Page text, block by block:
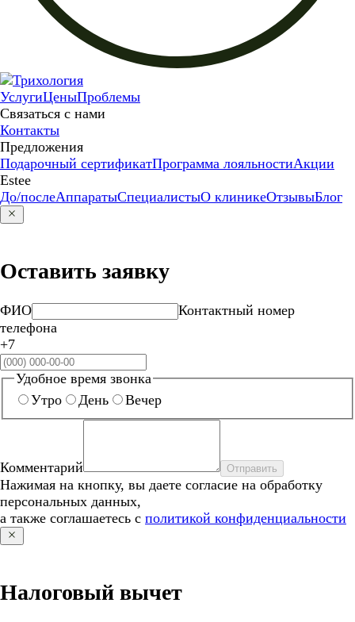
УслугиЦеныПроблемы
Связаться с нами
Контакты
Предложения
Подарочный сертификатПрограмма лояльностиАкции
Estee
До/послеАппаратыСпециалистыО клиникеОтзывыБлог
Оставить заявку
ФИО
Контактный номер
телефона
+7
Удобное время звонка
Утро
День Вечер
Комментарий Отправить
Нажимая на кнопку, вы даете согласие на обработку
персональных данных,
а также соглашаетесь с политикой конфиденциальности
Налоговый вычет